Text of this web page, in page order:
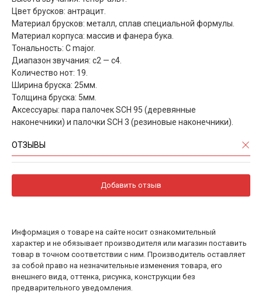
Цвет брусков: антрацит.
Материал брусков: металл, сплав специальной формулы.
Материал корпуса: массив и фанера бука.
Тональность: C major.
Диапазон звучания: c2 — c4.
Количество нот: 19.
Ширина бруска: 25мм.
Толщина бруска: 5мм.
Аксессуары: пара палочек SCH 95 (деревянные
наконечники) и палочки SCH 3 (резиновые наконечники).
ОТЗЫВЫ
Добавить отзыв
Информация о товаре на сайте носит ознакомительный
характер и не обязывает производителя или магазин поставить
товар в точном соответствии с ним. Производитель оставляет
за собой право на незначительные изменения товара, его
внешнего вида, оттенка, рисунка, конструкции без
предварительного уведомления.